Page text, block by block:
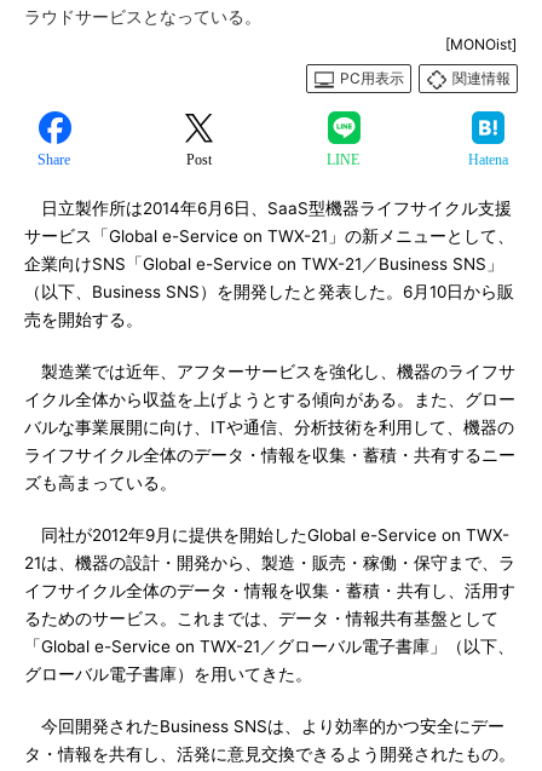
ラウドサービスとなっている。
[MONOist]
PC用表示
関連情報
Share Post LINE Hatena
日立製作所は2014年6月6日、SaaS型機器ライフサイクル支援
サービス「Global e-Service on TWX-21」の新メニューとして、
企業向けSNS「Global e-Service on TWX-21／Business SNS」
（以下、Business SNS）を開発したと発表した。6月10日から販
売を開始する。
製造業では近年、アフターサービスを強化し、機器のライフサ
イクル全体から収益を上げようとする傾向がある。また、グロー
バルな事業展開に向け、ITや通信、分析技術を利用して、機器の
ライフサイクル全体のデータ・情報を収集・蓄積・共有するニー
ズも高まっている。
同社が2012年9月に提供を開始したGlobal e-Service on TWX-
21は、機器の設計・開発から、製造・販売・稼働・保守まで、ラ
イフサイクル全体のデータ・情報を収集・蓄積・共有し、活用す
るためのサービス。これまでは、データ・情報共有基盤として
「Global e-Service on TWX-21／グローバル電子書庫」（以下、
グローバル電子書庫）を用いてきた。
今回開発されたBusiness SNSは、より効率的かつ安全にデー
タ・情報を共有し、活発に意見交換できるよう開発されたもの。